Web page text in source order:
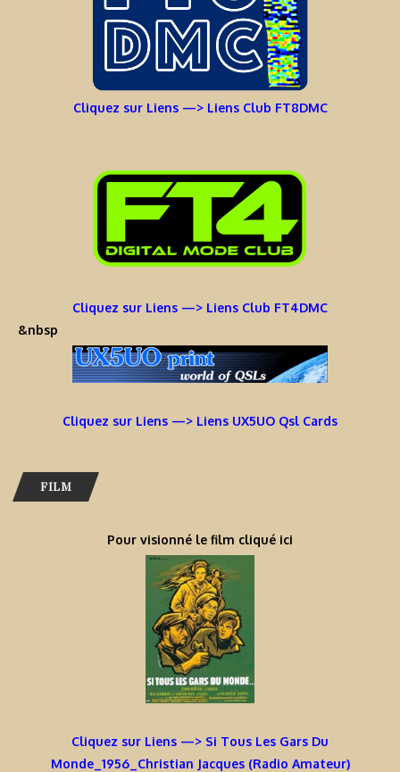
Cliquez sur Liens —> Liens Club FT8DMC
Cliquez sur Liens —> Liens Club FT4DMC
&nbsp
Cliquez sur Liens —> Liens UX5UO Qsl Cards
FILM
Pour visionné le film cliqué ici
Cliquez sur Liens —> Si Tous Les Gars Du
Monde_1956_Christian Jacques (Radio Amateur)